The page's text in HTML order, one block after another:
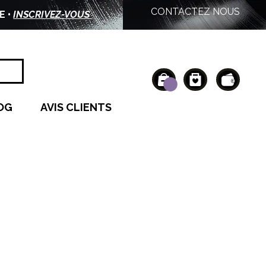
•INSCRIVEZ-VOUS CONTACTEZ NOUS
AVIS CLIENTS